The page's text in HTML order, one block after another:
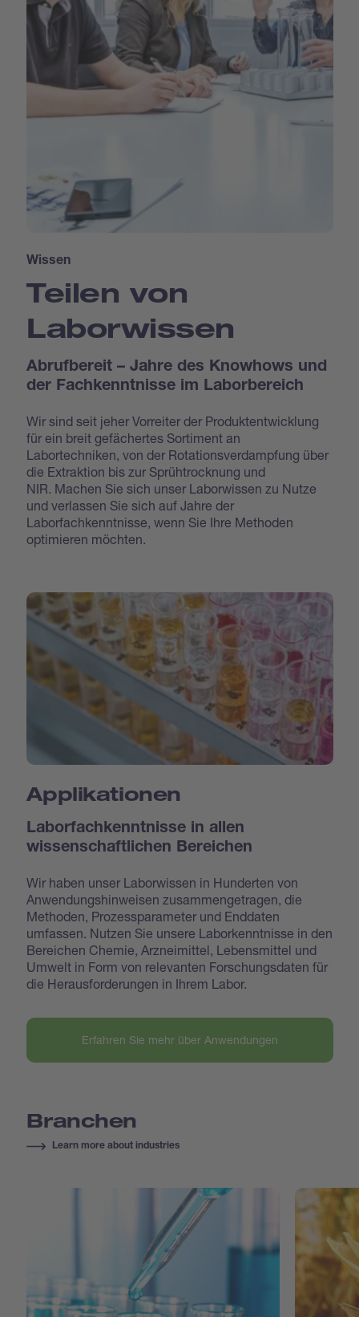
Wissen
Teilen von
Laborwissen
Abrufbereit – Jahre des Knowhows und
der Fachkenntnisse im Laborbereich
Wir sind seit jeher Vorreiter der Produktentwicklung
für ein breit gefächertes Sortiment an
Labortechniken, von der Rotationsverdampfung über
die Extraktion bis zur Sprühtrocknung und
NIR. Machen Sie sich unser Laborwissen zu Nutze
und verlassen Sie sich auf Jahre der
Laborfachkenntnisse, wenn Sie Ihre Methoden
optimieren möchten.
Applikationen
Laborfachkenntnisse in allen
wissenschaftlichen Bereichen
Wir haben unser Laborwissen in Hunderten von
Anwendungshinweisen zusammengetragen, die
Methoden, Prozessparameter und Enddaten
umfassen. Nutzen Sie unsere Laborkenntnisse in den
Bereichen Chemie, Arzneimittel, Lebensmittel und
Umwelt in Form von relevanten Forschungsdaten für
die Herausforderungen in Ihrem Labor.
Erfahren Sie mehr über Anwendungen
Branchen
Learn more about industries